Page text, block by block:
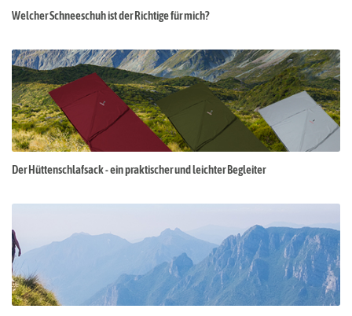
Welcher Schneeschuh ist der Richtige für mich?
Der Hüttenschlafsack - ein praktischer und leichter Begleiter